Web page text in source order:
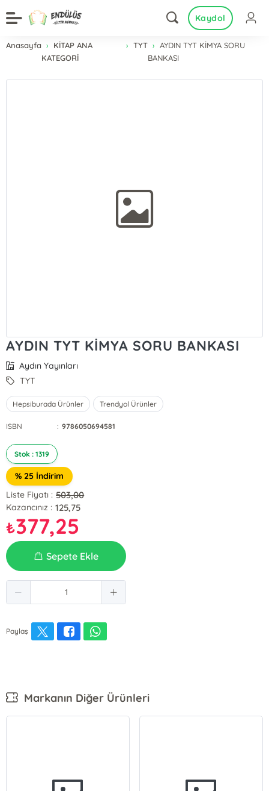
Kaydol
Anasayfa
KİTAP ANA
KATEGORİ
TYT
AYDIN TYT KİMYA SORU
BANKASI
AYDIN TYT KİMYA SORU BANKASI
Aydın Yayınları
TYT
Hepsiburada Ürünler Trendyol Ürünler
ISBN : 9786050694581
Stok : 1319
% 25 İndirim
Liste Fiyatı : 503,00
Kazancınız : 125,75
₺377,25
Sepete Ekle
Paylaş
Markanın Diğer Ürünleri